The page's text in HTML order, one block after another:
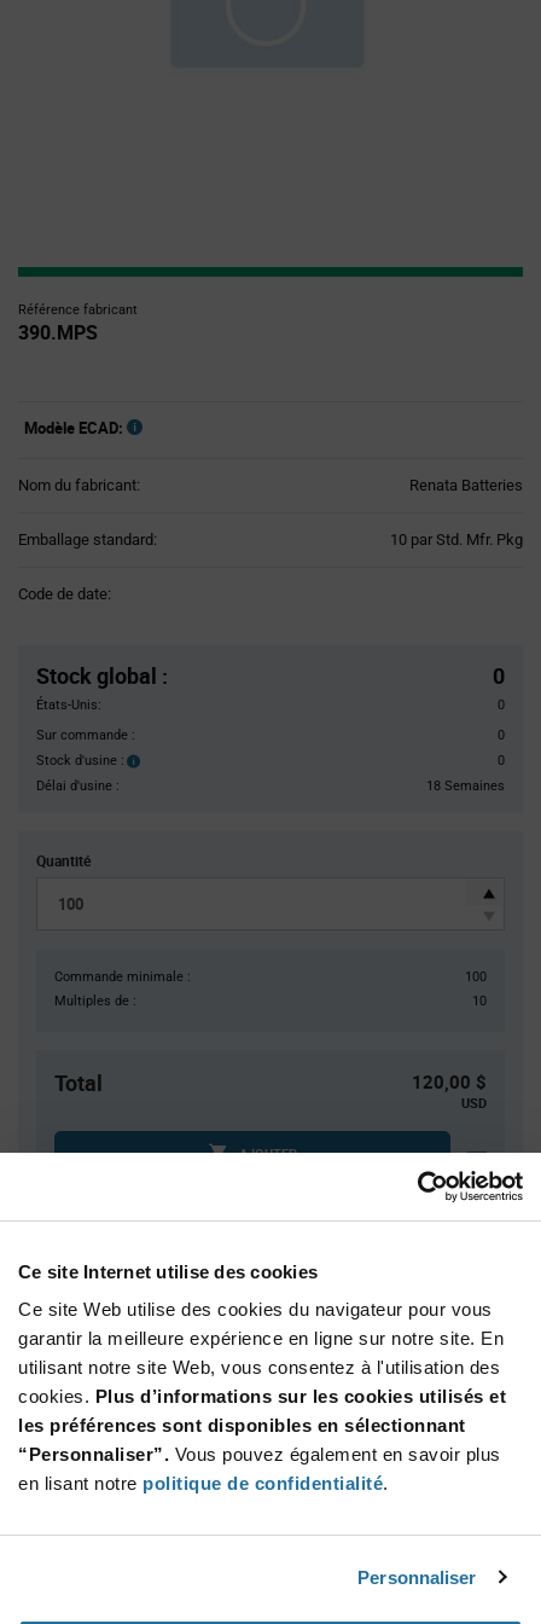
Ce site Internet utilise des cookies
Ce site Web utilise des cookies du navigateur pour vous
garantir la meilleure expérience en ligne sur notre site. En
utilisant notre site Web, vous consentez à l'utilisation des
cookies. Plus d’informations sur les cookies utilisés et
les préférences sont disponibles en sélectionnant
“Personnaliser”. Vous pouvez également en savoir plus
en lisant notre politique de confidentialité.
Personnaliser
Référence fabricant
390.MPS
Modèle ECAD:
Nom du fabricant: Renata Batteries
Emballage standard: 10 par Std. Mfr. Pkg
Code de date:
Stock global : 0
États-Unis:
0
Sur commande :
0
Stock d'usine :
Stock
0
Délai d'usine :
18 Semaines
Quantité
Commande minimale :
100
Multiples de :
10
Total 120,00 $
USD
AJOUTER
Quantité Prix unitaire
100
$1.20
200
$1.19
250
$1.18
500+
$1.16
Product
Variant
Emballages disponibles